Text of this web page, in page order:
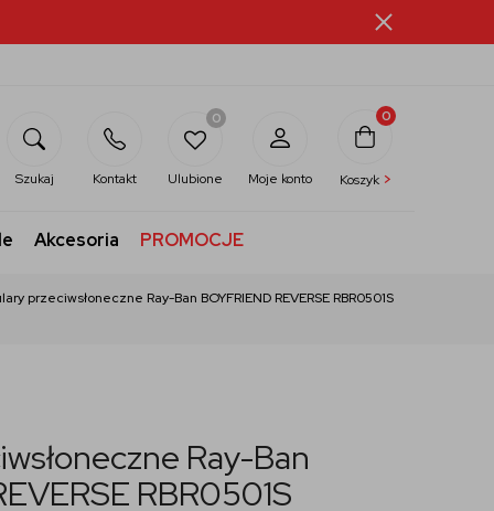
Szukaj Kontakt
0
Ulubione Moje konto
0
Koszyk >
Akcesoria PROMOCJE
przeciwsłoneczne Ray-Ban BOYFRIEND REVERSE RBR0501S
Ray-Ban
RBR0501S